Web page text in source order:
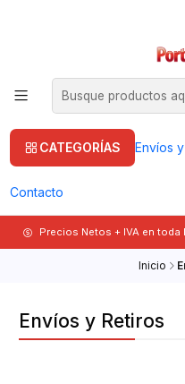
CATEGORÍAS Envíos
Contacto
Precios Netos + IVA en
Inicio
Envíos y Retiros